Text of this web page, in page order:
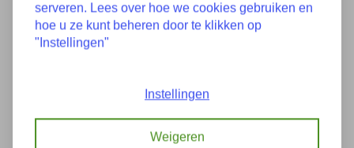
Specificaties
36131180777 1180777
Onbekend
serveren. Lees over hoe we cookies gebruiken en
hoe u ze kunt beheren door te klikken op
"Instellingen"
Instellingen
Weigeren